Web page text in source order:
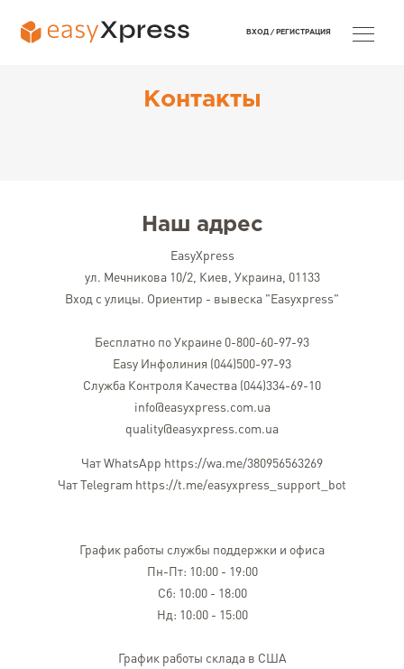
Контакты
Наш адрес
EasyXpress
ул. Мечникова 10/2, Киев, Украина, 01133
Вход с улицы. Ориентир - вывеска "Easyxpress"
Бесплатно по Украине 0-800-60-97-93
Easy Инфолиния (044)500-97-93
Служба Контроля Качества (044)334-69-10
info@easyxpress.com.ua
quality@easyxpress.com.ua
Чат WhatsApp https://wa.me/380956563269
Чат Telegram https://t.me/easyxpress_support_bot
График работы службы поддержки и офиса
Пн-Пт: 10:00 - 19:00
Сб: 10:00 - 18:00
Нд: 10:00 - 15:00
График работы склада в США
ВХОД / РЕГИСТРАЦИЯ